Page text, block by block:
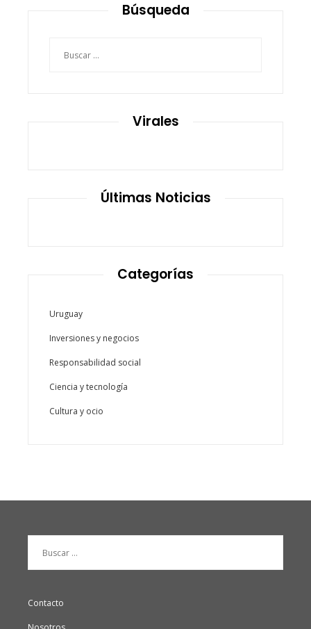
Búsqueda
Virales
Últimas Noticias
Categorías
Uruguay
Inversiones y negocios
Responsabilidad social
Ciencia y tecnología
Cultura y ocio
Contacto